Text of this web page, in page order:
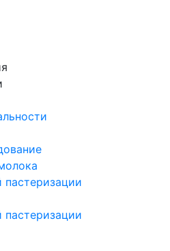
пастеризации
пастеризации